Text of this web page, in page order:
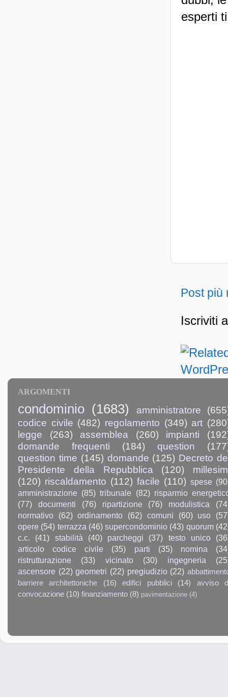
esperti
Post più
Iscriviti
ARGOMENTI
condominio (1683) amministratore
codice civile (482) regolamento (349) art
legge
(263) assemblea (260) impianti
domande frequenti
(184) question
question time (145) domande (125) Decreto
Presidente della Repubblica
(120)
(120) riscaldamento (112) facile (110) spese
amministrazione (85) tribunale (82) risparmio
(77)
documenti (76) ripartizione (76) modulistica
normativo
(62) ordinamento (62) comuni (60) uso
opere (54) terrazza (46) supercondominio (43) quorum
c.c.
(41) stabilità (40) parcheggi (37) testo unico
articolo codice civile
(35) parti (35) nomina
ristrutturazione
(33) vicinato (30) ingegneria
ascensore (22) geometri (22) pregiudizio (22)
barriere architettoniche
(16) edifici pubblici (14)
avviso
convocazione (10) finanziamento (8) pavimentazione (4)